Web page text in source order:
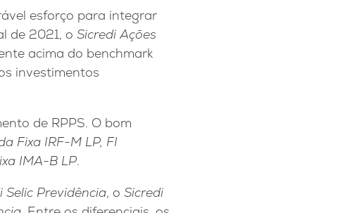
esforço para integrar
de 2021, o Sicredi Ações
acima do benchmark
investimentos
de RPPS. O bom
Fixa IRF-M LP, FI
IMA-B LP.
Selic Previdência, o Sicredi